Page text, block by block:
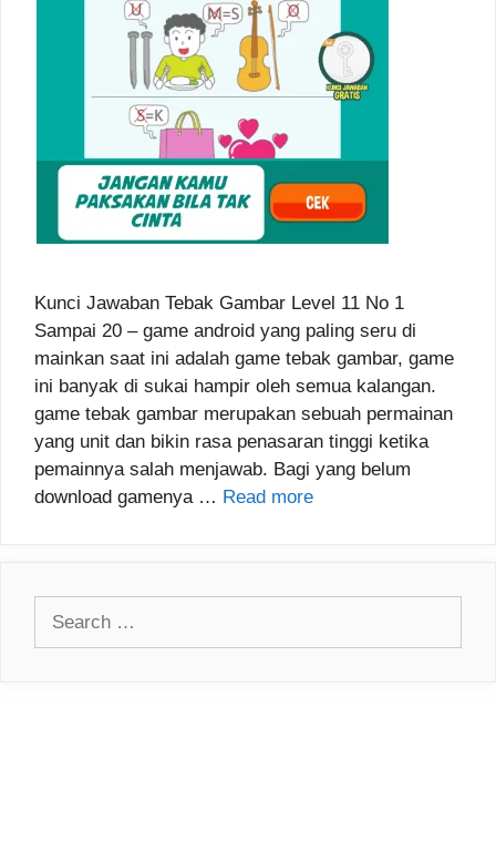
Kunci Jawaban Tebak Gambar Level 11 No 1
Sampai 20 – game android yang paling seru di
mainkan saat ini adalah game tebak gambar, game
ini banyak di sukai hampir oleh semua kalangan.
game tebak gambar merupakan sebuah permainan
yang unit dan bikin rasa penasaran tinggi ketika
pemainnya salah menjawab. Bagi yang belum
download gamenya … Read more